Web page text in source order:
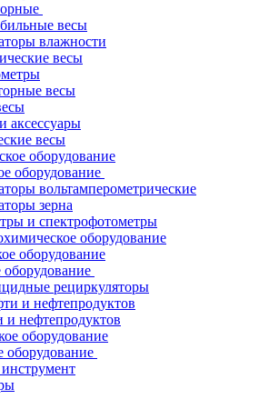
весы
влажности
весы
весы
аксессуары
весы
оборудование
вольтамперометрические
зерна
и спектрофотометры
оборудование
рециркуляторы
и нефтепродуктов
оборудование